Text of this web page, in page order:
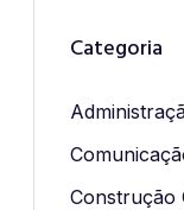
Categoria
Construção